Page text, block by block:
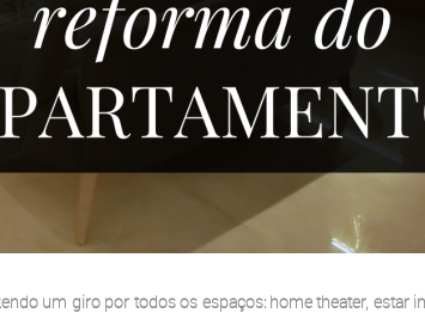
um giro por todos os espaços: home theater, estar